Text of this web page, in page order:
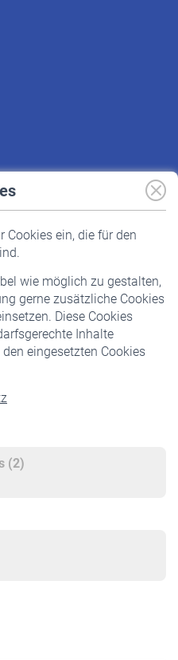
Cookies ein, die für den
wie möglich zu gestalten,
gerne zusätzliche Cookies
Diese Cookies
Inhalte
eingesetzten Cookies
(2)